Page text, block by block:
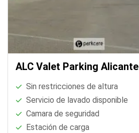
ALC Valet Parking Alicante
Sin restricciones de altura
Servicio de lavado disponible
Camara de seguridad
Estación de carga